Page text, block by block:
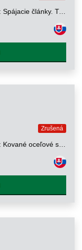
Súčiastky závesov. Bezpečnosť. Časť 6: Spájacie články. Trieda 4
Zrušená